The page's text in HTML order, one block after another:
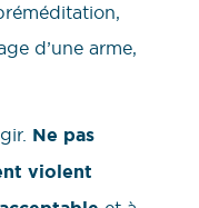
d’une arme,
Ne pas
violent